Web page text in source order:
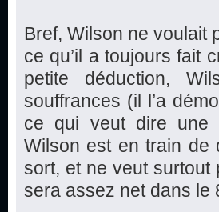
Bref, Wilson ne voulait
ce qu’il a toujours fait
petite déduction,
souffrances (il l’a
ce qui veut dire une
Wilson est en train de
sort, et ne veut surtout
sera assez net dans le